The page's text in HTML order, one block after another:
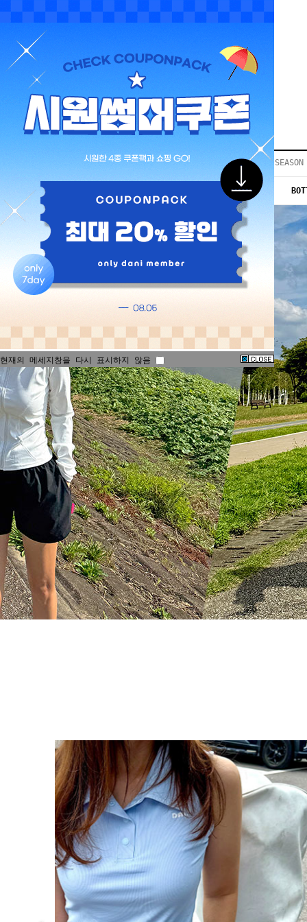
LOGIN JOIN REVIEW EVENT
COMMUNITY▼
등급안내
Q&A게시판
VIP게시판
입고지연
인스타이벤트
BEST50 당일출고
TOP
현재의 메세지창을 다시 표시하지 않음
현재의 메세지창을 다시 표시하지 않음